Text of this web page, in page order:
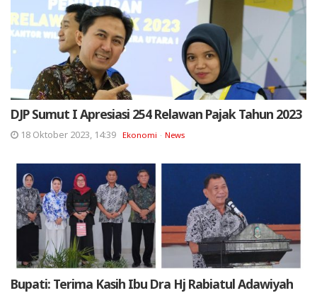
DJP Sumut I Apresiasi 254 Relawan Pajak Tahun 2023
18 Oktober 2023, 14:39 Ekonomi News
Bupati: Terima Kasih Ibu Dra Hj Rabiatul Adawiyah